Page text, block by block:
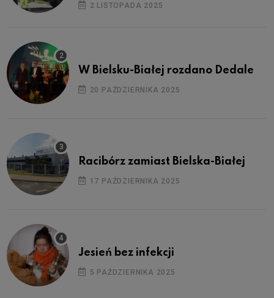
2 LISTOPADA 2025
W Bielsku-Białej rozdano Dedale
20 PAŹDZIERNIKA 2025
Racibórz zamiast Bielska-Białej
17 PAŹDZIERNIKA 2025
Jesień bez infekcji
5 PAŹDZIERNIKA 2025